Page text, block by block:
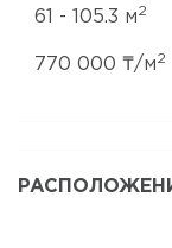
61 - 105.3 м2
770 000 ₸/м2